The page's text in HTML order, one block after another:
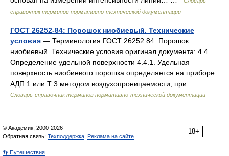
справочник терминов нормативно-технической документации
ГОСТ 26252-84: Порошок ниобиевый. Технические
условия — Терминология ГОСТ 26252 84: Порошок
ниобиевый. Технические условия оригинал документа: 4.4.
Определение удельной поверхности 4.4.1. Удельная
поверхность ниобиевого порошка определяется на приборе
АДП 1 или Т 3 методом воздухопроницаемости, при… …
Словарь-справочник терминов нормативно-технической документации
18+
© Академик, 2000-2026
Обратная связь: Техподдержка Реклама на сайте
👣 Путешествия